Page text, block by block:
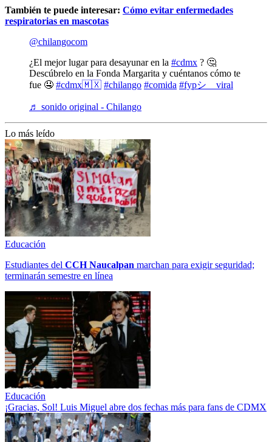
También te puede interesar: Cómo evitar enfermedades
respiratorias en mascotas
@chilangocom
¿El mejor lugar para desayunar en la #cdmx ? 🤔
Descúbrelo en la Fonda Margarita y cuéntanos cómo te
fue 🤤 #cdmx🇲🇽 #chilango #comida #fypシ゚viral
♬ sonido original - Chilango
Lo más leído
Educación
Estudiantes del CCH Naucalpan marchan para exigir seguridad;
terminarán semestre en línea
Educación
¡Gracias, Sol! Luis Miguel abre dos fechas más para fans de CDMX